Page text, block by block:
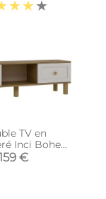
TV en
Inci Bohem
6)
€